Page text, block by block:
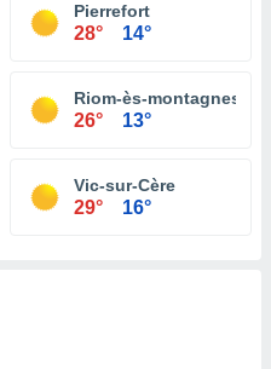
Pierrefort
28° 14°
Riom-ès-montagnes
26° 13°
Vic-sur-Cère
29° 16°